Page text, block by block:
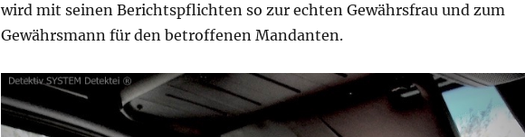
wird mit seinen Berichtspflichten so zur echten Gewährsfrau und zum
Gewährsmann für den betroffenen Mandanten.